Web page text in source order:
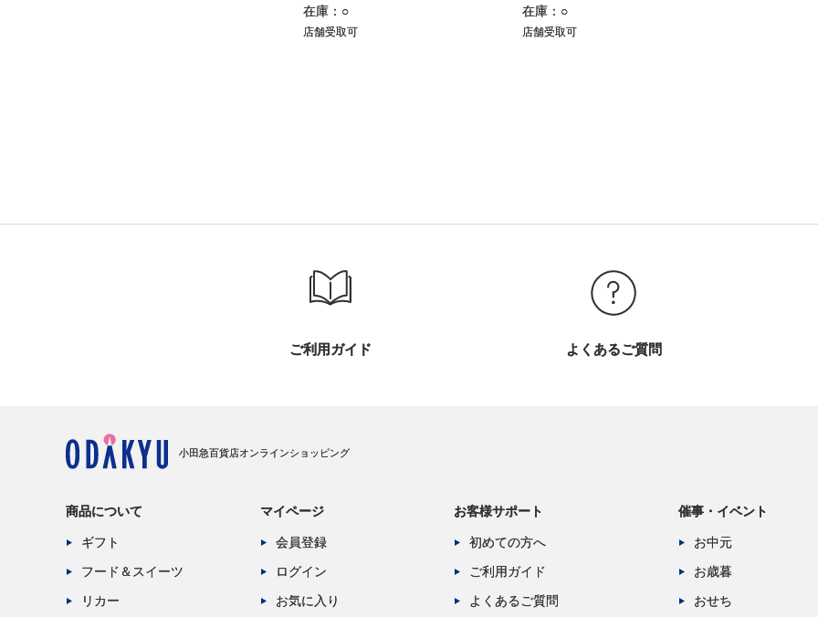
在庫：○
店舗受取可
在庫：○
店舗受取可
ご利用ガイド よくあるご質問
小田急百貨店オンラインショッピング
商品について
ギフト
フード＆スイーツ
リカー
マイページ
会員登録
ログイン
お気に入り
お客様サポート
初めての方へ
ご利用ガイド
よくあるご質問
催事・イベント
お中元
お歳暮
おせち